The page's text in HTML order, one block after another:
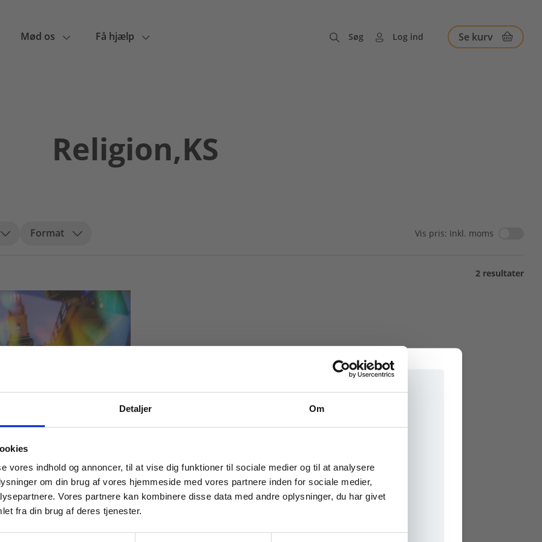
Detaljer Om
vores indhold og annoncer, til at vise dig funktioner til sociale medier og til at analysere
om din brug af vores hjemmeside med vores partnere inden for sociale medier,
Vores partnere kan kombinere disse data med andre oplysninger, du har givet
fra din brug af deres tjenester.
Mød os Få hjælp Søg Log ind Se kurv
Religion,KS
Format Vis pris: Inkl. moms
2 resultater
KS mm.
For institutioner og
Tilgå dine onlinematerialer